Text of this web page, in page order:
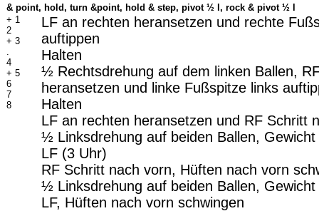
& point, hold, turn &point, hold & step, pivot ½ l, rock & pivot ½ l
+ 1
2
+ 3
.
4
+ 5
6
7
8
LF an rechten heransetzen und rechte
auftippen
Halten
½ Rechtsdrehung auf dem linken Ballen,
heransetzen und linke Fußspitze links
Halten
LF an rechten heransetzen und RF Schritt
½ Linksdrehung auf beiden Ballen,
LF (3 Uhr)
RF Schritt nach vorn, Hüften nach vorn
½ Linksdrehung auf beiden Ballen,
LF, Hüften nach vorn schwingen